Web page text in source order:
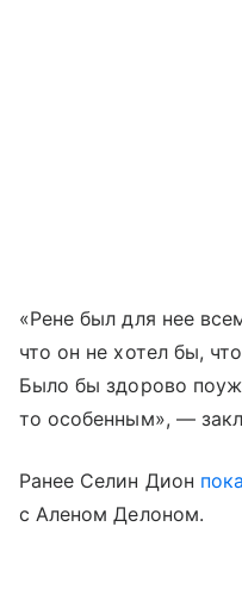
«Рене был для нее
что он не хотел бы,
Было бы здорово
то особенным», —
Ранее Селин Дион
с Аленом Делоном.